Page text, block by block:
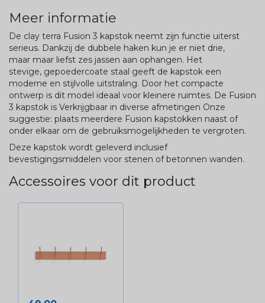
Meer informatie
De clay terra Fusion 3 kapstok neemt zijn functie uiterst
serieus. Dankzij de dubbele haken kun je er niet drie,
maar maar liefst zes jassen aan ophangen. Het
stevige, gepoedercoate staal geeft de kapstok een
moderne en stijlvolle uitstraling. Door het compacte
ontwerp is dit model ideaal voor kleinere ruimtes. De Fusion
3 kapstok is Verkrijgbaar in diverse afmetingen Onze
suggestie: plaats meerdere Fusion kapstokken naast of
onder elkaar om de gebruiksmogelijkheden te vergroten.
Deze kapstok wordt geleverd inclusief
bevestigingsmiddelen voor stenen of betonnen wanden.
Accessoires voor dit product